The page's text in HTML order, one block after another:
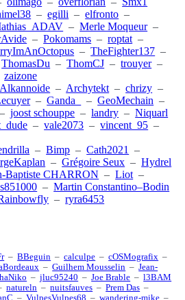
–egilli –elfronto –
–Merle Moqueur–
–Pokomams –roptat –
–TheFighter137 –
ThomasDu –ThomCJ –trouyer–
zaizone
Alkannoide – Archytekt –chrizy –
–Ganda_ –GeoMechain –
–joost schouppe –landry –Niquarl
–vale2073 –vincent_95 –
–Bimp –Cath2021
–
–Grégoire Seux –Hydrel
Baptiste CHARRON –Liot –
–Martin Constantino–Bodin
–ryra6453
–BBeguin –calculpe –cOSMografix –
–Guilhem Mousselin –Jean-
–jluc95240 –Joe Brable –l3BAM
natureln –nuitsfauves –Prem Das –
–VulpesVulpes68 –wandering-mike –